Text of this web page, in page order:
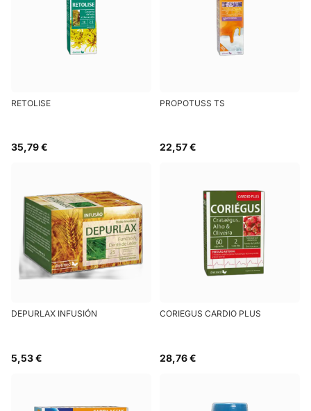
RETOLISE
35,79 €
PROPOTUSS TS
22,57 €
DEPURLAX INFUSIÓN
5,53 €
CORIEGUS CARDIO PLUS
28,76 €